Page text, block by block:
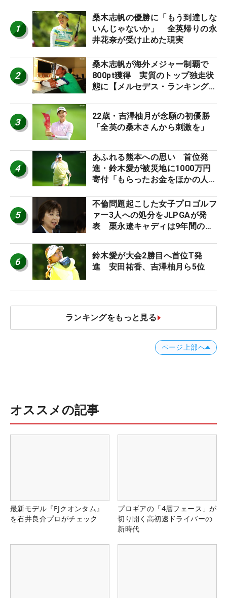
1
桑木志帆の優勝に「もう到達しな
いんじゃないか」 全英帰りの永
井花奈が受け止めた現実
2
桑木志帆が海外メジャー制覇で
800pt獲得 実質のトップ独走状
態に【メルセデス・ランキング番
3
22歳・吉澤柚月が念願の初優勝
「全英の桑木さんから刺激を」
4
あふれる熊本への思い 首位発
進・鈴木愛が被災地に1000万円
寄付「もらったお金をほかの人
5
不倫問題起こした女子プロゴルフ
ァー3人への処分をJLPGAが発
表 栗永遼キャディは9年間の立
6
鈴木愛が大会2勝目へ首位T発
進 安田祐香、吉澤柚月ら5位
ランキングをもっと見る
ページ上部へ
オススメの記事
最新モデル『FJクオンタム』
を石井良介プロがチェック
プロギアの「4層フェース」が
切り開く高初速ドライバーの
新時代